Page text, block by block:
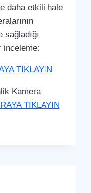
daha etkili hale
inceleme:
TIKLAYIN
Kamera
TIKLAYIN